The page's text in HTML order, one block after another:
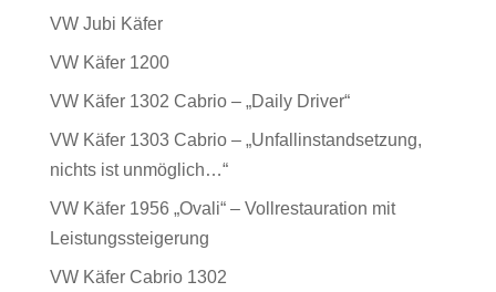
VW Jubi Käfer
VW Käfer 1200
VW Käfer 1302 Cabrio – „Daily Driver“
VW Käfer 1303 Cabrio – „Unfallinstandsetzung,
nichts ist unmöglich…“
VW Käfer 1956 „Ovali“ – Vollrestauration mit
Leistungssteigerung
VW Käfer Cabrio 1302